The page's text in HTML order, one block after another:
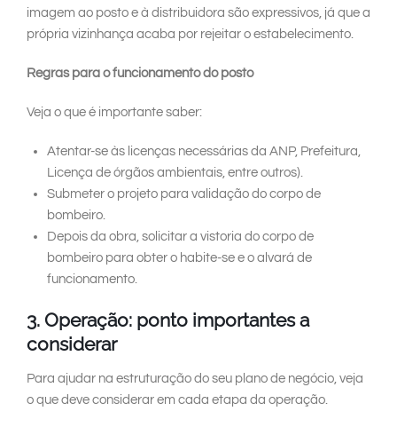
imagem ao posto e à distribuidora são expressivos, já que a
própria vizinhança acaba por rejeitar o estabelecimento.
Regras para o funcionamento do posto
Veja o que é importante saber:
Atentar-se às licenças necessárias da ANP, Prefeitura,
Licença de órgãos ambientais, entre outros).
Submeter o projeto para validação do corpo de
bombeiro.
Depois da obra, solicitar a vistoria do corpo de
bombeiro para obter o habite-se e o alvará de
funcionamento.
3. Operação: ponto importantes a
considerar
Para ajudar na estruturação do seu plano de negócio, veja
o que deve considerar em cada etapa da operação.